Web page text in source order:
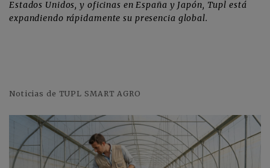
Estados Unidos, y oficinas en España y Japón, Tupl está
expandiendo rápidamente su presencia global.
Noticias de TUPL SMART AGRO